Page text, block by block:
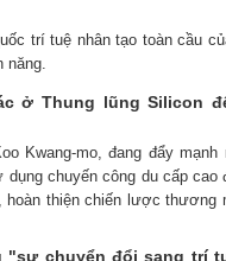
trí tuệ nhân tạo toàn cầu
ở Thung lũng Silicon
Kwang-mo, đang đẩy
chuyến công du cấp cao
thiện chiến lược thương
"sự chuyển đổi sang trí